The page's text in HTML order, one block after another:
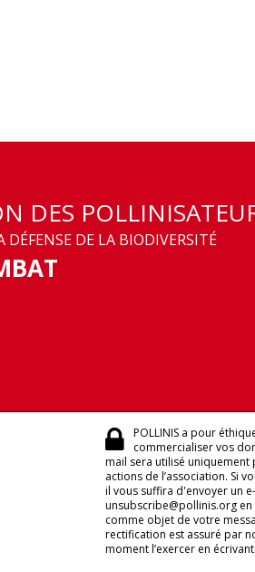
DES
DE LA BIODIVERSITÉ
POLLINIS a pour
commercialiser vos
mail sera utilisé
actions de l’association. Si
il vous suffira d'envoyer un
unsubscribe@pollinis.org
comme objet de votre
rectification est assuré par
moment l’exercer en